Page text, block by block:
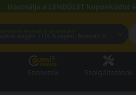
Használja a LENDÜLET kuponkódot